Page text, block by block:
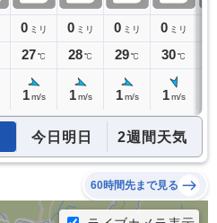
0 ミリ
27℃
1 m/s
0 ミリ
28℃
1 m/s
0 ミリ
29℃
1 m/s
0 ミリ
30℃
1 m/s
今日明日 2週間天気
60時間先まで見る